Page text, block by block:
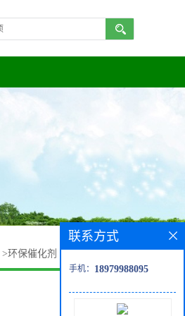
>环保催化剂 >有机废气催化剂
联系方式
手机： 18979988095